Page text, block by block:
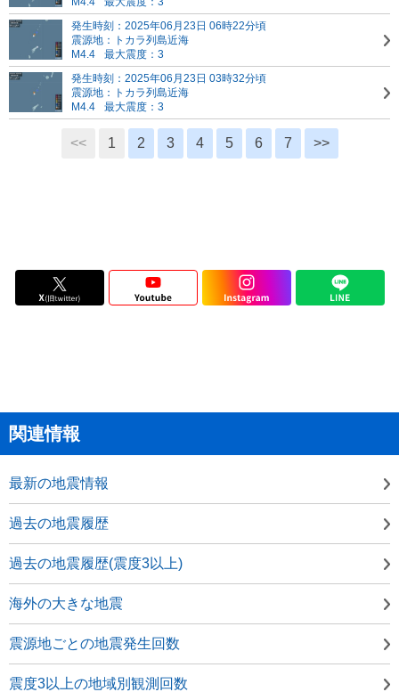
発生時刻：2025年06月23日 06時22分頃
震源地：トカラ列島近海
M4.4
最大震度：3
発生時刻：2025年06月23日 03時32分頃
震源地：トカラ列島近海
M4.4
最大震度：3
<< 1 2 3 4 5 6 7 >>
関連情報
最新の地震情報
過去の地震履歴
過去の地震履歴(震度3以上)
海外の大きな地震
震源地ごとの地震発生回数
震度3以上の地域別観測回数